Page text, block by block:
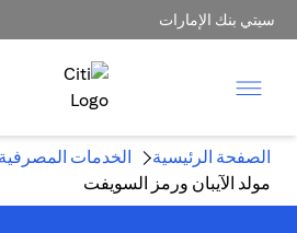
سيتي بنك الإمارات
الصفحة الرئيسية
الخدمات المصرفية
مولد الآيبان ورمز السويفت